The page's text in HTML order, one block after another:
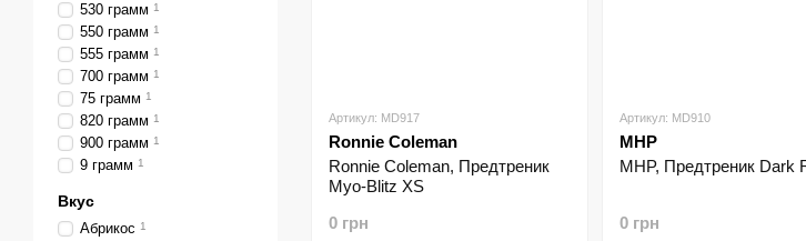
Артикул: MD917
Ronnie Coleman
Ronnie Coleman, Предтреник
Myo-Blitz XS
0 грн
Артикул: MD910
MHP
MHP, Предтреник Dark
0 грн
530 грамм 1
550 грамм 1
555 грамм 1
700 грамм 1
75 грамм 1
820 грамм 1
900 грамм 1
9 грамм 1
Вкус
Абрикос 1